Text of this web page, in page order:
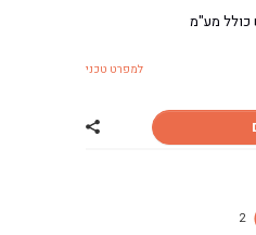
כולל מע"מ
למפרט טכני
שתף רכב קיה
2